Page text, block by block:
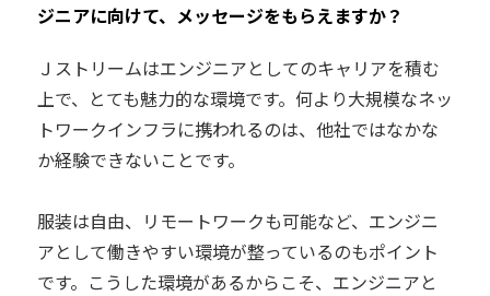
ジニアに向けて、メッセージをもらえますか？
Ｊストリームはエンジニアとしてのキャリアを積む
上で、とても魅力的な環境です。何より大規模なネッ
トワークインフラに携われるのは、他社ではなかな
か経験できないことです。
服装は自由、リモートワークも可能など、エンジニ
アとして働きやすい環境が整っているのもポイント
です。こうした環境があるからこそ、エンジニアと